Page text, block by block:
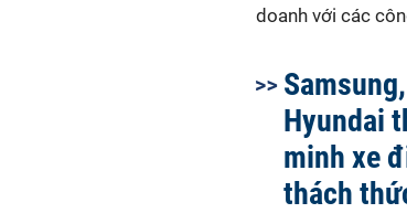
doanh với các
Hyundai
minh xe
thách